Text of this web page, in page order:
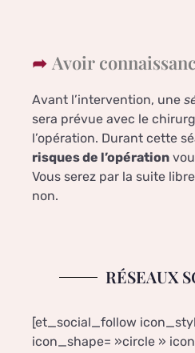
Avoir
Avant l’intervention, une
sera prévue avec le
l’opération. Durant cette
risques de l’opération
Vous serez par la suite
non.
RÉSEAUX
[et_social_follow
icon_shape= »circle »